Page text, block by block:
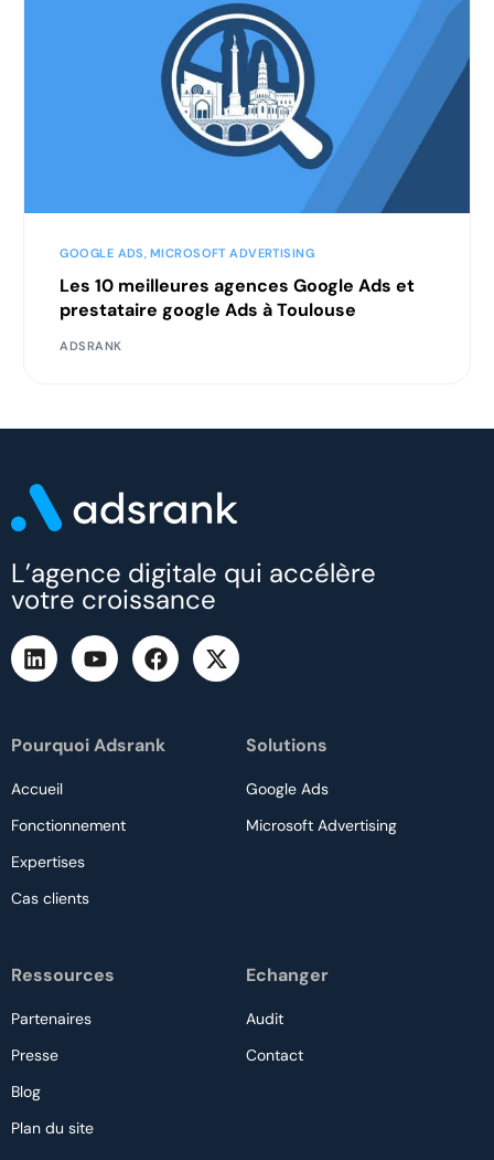
GOOGLE ADS MICROSOFT ADVERTISING
Les 10 meilleures agences Google Ads et
prestataire google Ads à Toulouse
ADSRANK
L’agence digitale qui accélère
votre croissance
Pourquoi Adsrank
Accueil
Fonctionnement
Expertises
Cas clients
Solutions
Google Ads
Microsoft Advertising
Ressources
Partenaires
Presse
Blog
Plan du site
Echanger
Audit
Contact